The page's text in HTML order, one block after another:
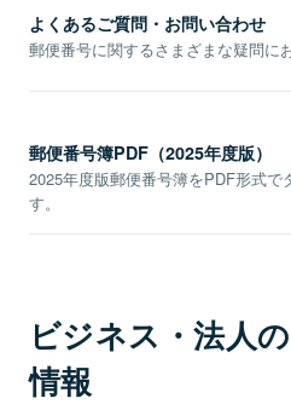
よくあるご質問・お問い合わせ
郵便番号に関するさまざまな疑問に
郵便番号簿PDF（2025年度版）
2025年度版郵便番号簿をPDF形式で
す。
ビジネス・法人
情報